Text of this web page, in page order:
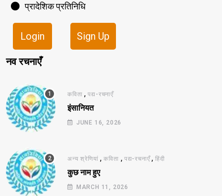
प्रादेशिक प्रतिनिधि
Login Sign Up
नव रचनाएँ
कविता ,पद्य-रचनाएँ
इंसानियत
JUNE 16, 2026
अन्य श्रेणियां ,कविता , पद्य-रचनाएँ,हिंदी
कुछ नाम हुए
MARCH 11, 2026